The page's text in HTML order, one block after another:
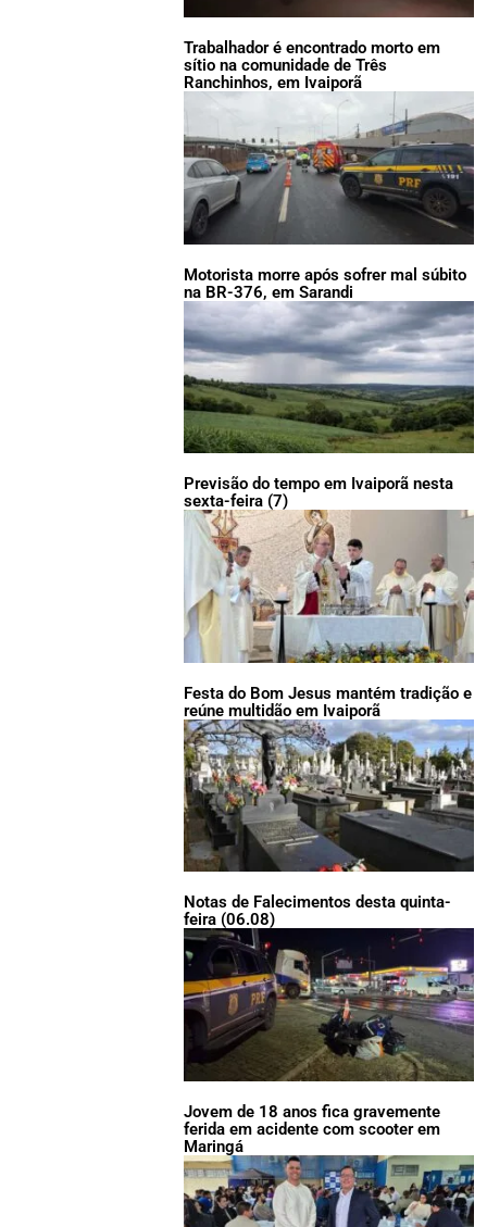
Trabalhador é encontrado morto em
sítio na comunidade de Três
Ranchinhos, em Ivaiporã
Motorista morre após sofrer mal súbito
na BR-376, em Sarandi
Previsão do tempo em Ivaiporã nesta
sexta-feira (7)
Festa do Bom Jesus mantém tradição e
reúne multidão em Ivaiporã
Notas de Falecimentos desta quinta-
feira (06.08)
Jovem de 18 anos fica gravemente
ferida em acidente com scooter em
Maringá